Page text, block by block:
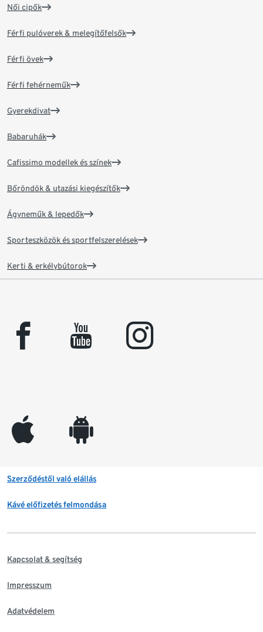
Női cipők
Férfi pulóverek & melegítőfelsők
Férfi övek
Férfi fehérneműk
Gyerekdivat
Babaruhák
Cafissimo modellek és színek
Bőröndök & utazási kiegészítők
Ágyneműk & lepedők
Sporteszközök és sportfelszerelések
Kerti & erkélybútorok
facebook youtube instagram
appleinc android
Szerződéstől való elállás
Kávé előfizetés felmondása
Kapcsolat & segítség
Impresszum
Adatvédelem